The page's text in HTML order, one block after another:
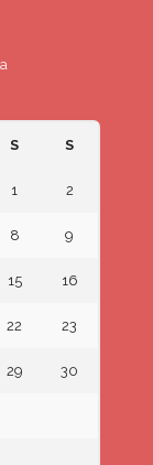
S S
1 2
8 9
15 16
22 23
29 30